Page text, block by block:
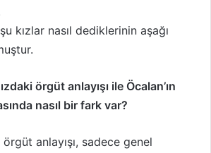
kızlar nasıl dediklerinin aşağı
örgüt anlayışı ile Öcalan’ın
nasıl bir fark var?
anlayışı, sadece genel